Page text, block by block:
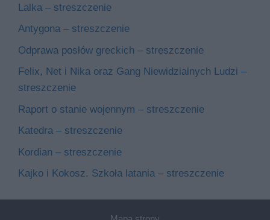
Lalka – streszczenie
Antygona – streszczenie
Odprawa posłów greckich – streszczenie
Felix, Net i Nika oraz Gang Niewidzialnych Ludzi –
streszczenie
Raport o stanie wojennym – streszczenie
Katedra – streszczenie
Kordian – streszczenie
Kajko i Kokosz. Szkoła latania – streszczenie